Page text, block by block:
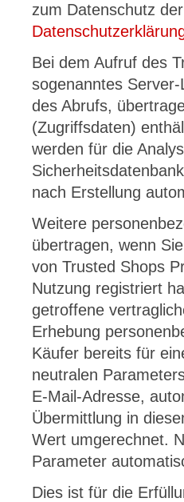
zum Datenschutz
Bei dem Aufruf des
sogenanntes
des Abrufs,
(Zugriffsdaten)
werden für die
nach Erstellung
Weitere
übertragen, wenn
von Trusted Shops
Nutzung registriert
getroffene
Erhebung
Käufer bereits für
neutralen
E-Mail-Adresse,
Übermittlung in
Wert umgerechnet.
Parameter
Dies ist für die